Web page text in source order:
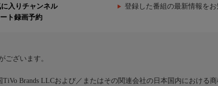
に入りチャンネル 登録した番組の最新情報を
ト録画予約
ございます。
Brands LLCおよび／またはその関連会社の日本国内における商